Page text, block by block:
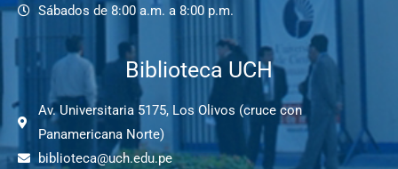
Sábados de 8:00 a.m. a 8:00 p.m.
Biblioteca UCH
Av. Universitaria 5175, Los Olivos (cruce con
Panamericana Norte)
biblioteca@uch.edu.pe